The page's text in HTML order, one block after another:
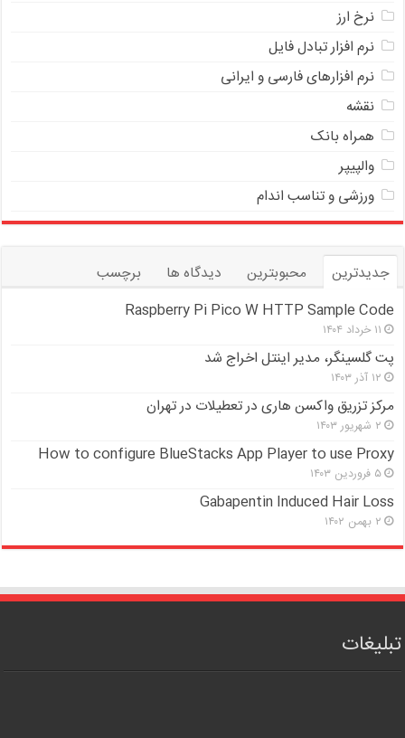
نرخ ارز
ﻧﺮﻡ ﺍﻓﺰﺍﺭ ﺗﺒﺎﺩﻝ ﻓﺎﻳﻞ
نرم افزارهای فارسی و ایرانی
نقشه
همراه بانک
والپیپر
ورزشی و تناسب اندام
جدیدترین محبوبترین دیدگاه ها
برچسب
Raspberry Pi Pico W HTTP Sample Code
۱۱ خرداد ۱۴۰۴
پت گلسینگر، مدیر اینتل اخراج شد
۱۲ آذر ۱۴۰۳
مرکز تزریق واکسن هاری در تعطیلات در تهران
۲ شهریور ۱۴۰۳
How to configure BlueStacks App Player to use Proxy
۵ فروردین ۱۴۰۳
Gabapentin Induced Hair Loss
۲ بهمن ۱۴۰۲
تبلیغات